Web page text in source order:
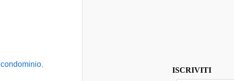
condominio,
ISCRIVITI